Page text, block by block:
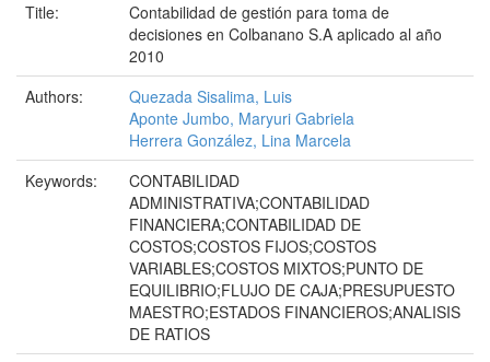
Title:
Contabilidad de gestión para toma de
decisiones en Colbanano S.A aplicado al año
2010
Authors:
Quezada Sisalima, Luis
Aponte Jumbo, Maryuri Gabriela
Herrera González, Lina Marcela
Keywords:
CONTABILIDAD
ADMINISTRATIVA;CONTABILIDAD
FINANCIERA;CONTABILIDAD DE
COSTOS;COSTOS FIJOS;COSTOS
VARIABLES;COSTOS MIXTOS;PUNTO DE
EQUILIBRIO;FLUJO DE CAJA;PRESUPUESTO
MAESTRO;ESTADOS FINANCIEROS;ANALISIS
DE RATIOS